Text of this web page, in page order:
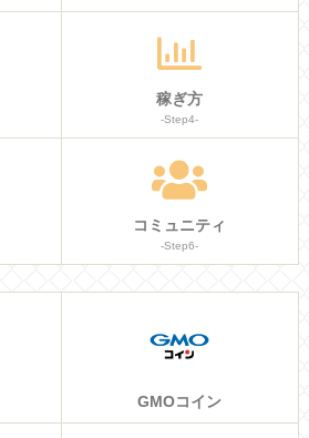
稼ぎ方
-Step4-
コミュニティ
-Step6-
GMOコイン